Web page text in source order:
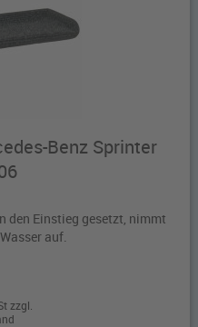
Benz Sprinter
den Einstieg gesetzt, nimmt
auf.
zzgl.